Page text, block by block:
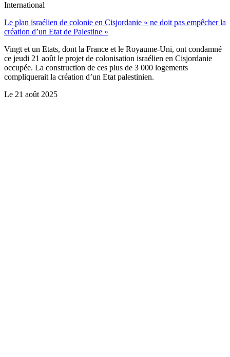
International
Le plan israélien de colonie en Cisjordanie « ne doit pas empêcher la
création d’un Etat de Palestine »
Vingt et un Etats, dont la France et le Royaume-Uni, ont condamné
ce jeudi 21 août le projet de colonisation israélien en Cisjordanie
occupée. La construction de ces plus de 3 000 logements
compliquerait la création d’un Etat palestinien.
Le 21 août 2025